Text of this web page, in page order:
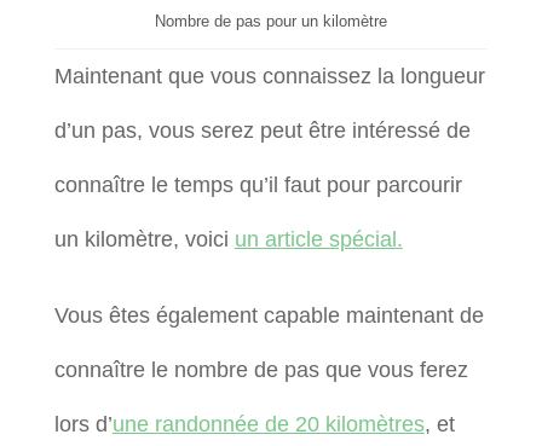
Nombre de pas pour un kilomètre
Maintenant que vous connaissez la longueur
d’un pas, vous serez peut être intéressé de
connaître le temps qu’il faut pour parcourir
un kilomètre, voici un article spécial.
Vous êtes également capable maintenant de
connaître le nombre de pas que vous ferez
lors d’une randonnée de 20 kilomètres, et